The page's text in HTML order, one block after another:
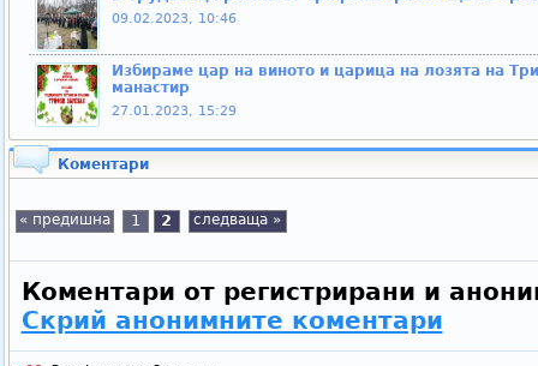
09.02.2023, 10:46
Избираме цар на виното и царица на лозята на
манастир
27.01.2023, 15:29
Коментари
« предишна 1 2 следваща »
Коментари от регистрирани и
Скрий анонимните коментари